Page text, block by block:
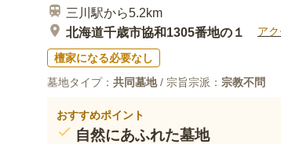
三川駅から5.2km
北海道千歳市協和1305番地の１
ア
檀家になる必要なし
墓地タイプ： 共同墓地/ 宗旨宗派： 宗教不問
おすすめポイント
自然にあふれた墓地